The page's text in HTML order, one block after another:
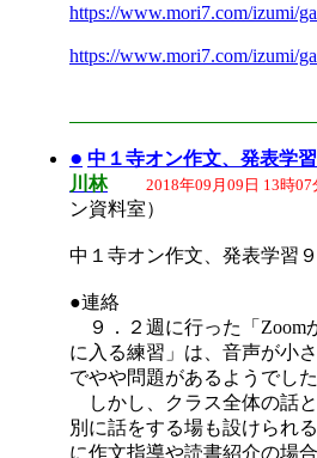
https://www.mori7.com/izumi/
https://www.mori7.com/izumi/
● 中１寺オン作文、発表学
川林
2018年09月09日 13時07
ン資料室）
中１寺オン作文、発表学習
●連絡
９．２週に行った「Zoom
に入る練習」は、音声が小
でやや問題があるようでした
しかし、クラス全体の話
別に話をする場も設けられ
に作文指導や読書紹介の場